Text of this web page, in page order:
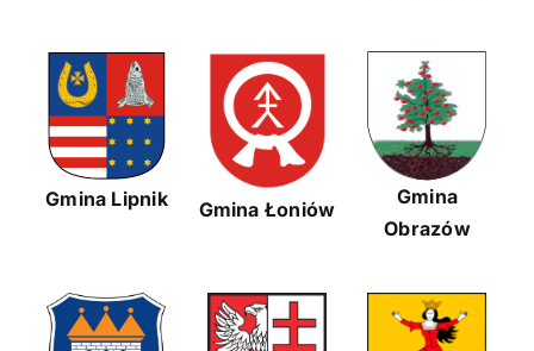
Gmina Lipnik Gmina Łoniów
Gmina
Obrazów